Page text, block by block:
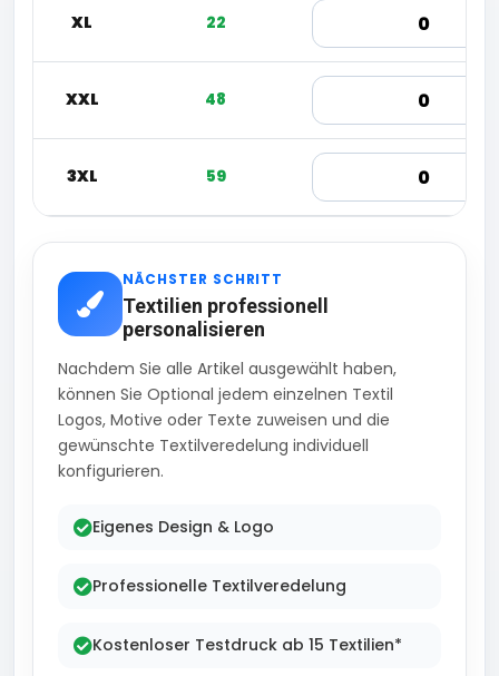
XL 22
XXL 48
3XL 59
NÄCHSTER SCHRITT
Textilien professionell
personalisieren
Nachdem Sie alle Artikel ausgewählt haben,
können Sie Optional jedem einzelnen Textil
Logos, Motive oder Texte zuweisen und die
gewünschte Textilveredelung individuell
konfigurieren.
Eigenes Design & Logo
Professionelle Textilveredelung
Kostenloser Testdruck ab 15 Textilien*